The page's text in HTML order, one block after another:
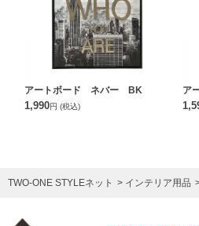
アートボード ネバー BK
1,990円 (税込)
ア
TWO-ONE STYLEネット インテリア用品